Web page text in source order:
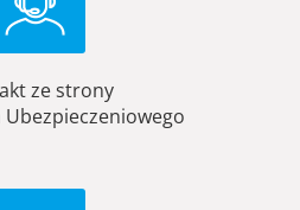
ze strony